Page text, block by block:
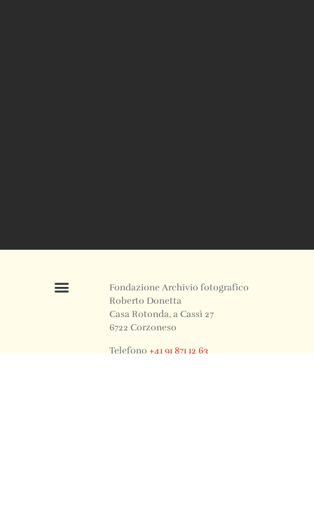
Fondazione Archivio fotografico
Roberto Donetta
Casa Rotonda, a Cassì 27
6722 Corzoneso
Telefono+41 91 871 12 63